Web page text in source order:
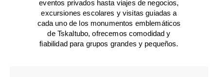
eventos privados hasta viajes de negocios,
excursiones escolares y visitas guiadas a
cada uno de los monumentos emblemáticos
de Tskaltubo, ofrecemos comodidad y
fiabilidad para grupos grandes y pequeños.